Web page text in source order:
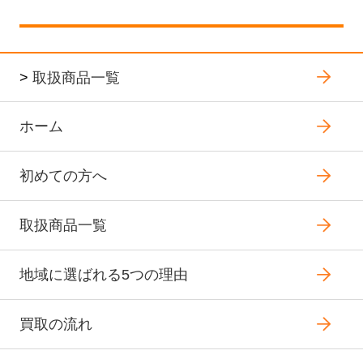
> 取扱商品一覧
ホーム
初めての方へ
取扱商品一覧
地域に選ばれる5つの理由
買取の流れ